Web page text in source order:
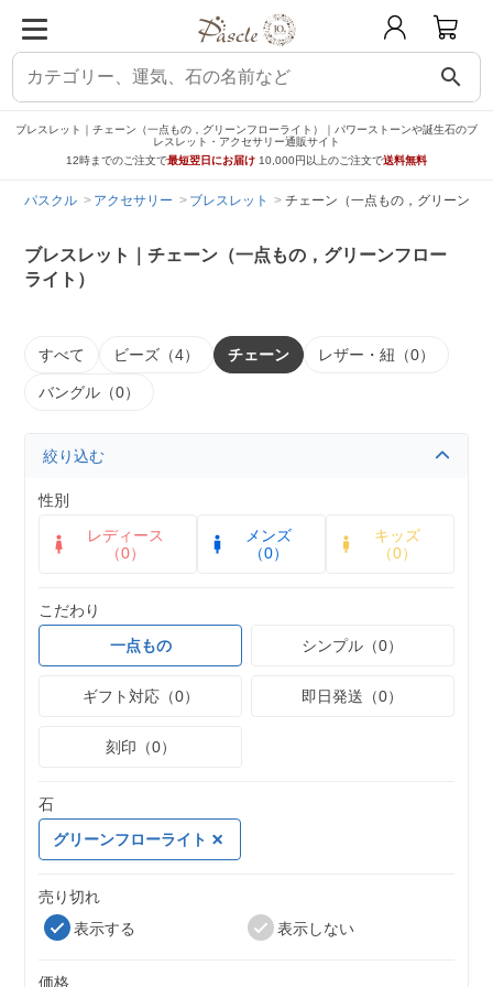
search
ブレスレット｜チェーン（一点もの，グリーンフローライト）｜パワーストーンや誕生石のブ
レスレット・アクセサリー通販サイト
12時までのご注文で最短翌日にお届け 10,000円以上のご注文で送料無料
パスクル アクセサリー ブレスレット チェーン（一点もの，グリーンフ
ブレスレット｜チェーン（一点もの，グリーンフロー
ライト）
すべて ビーズ（4） チェーン レザー・紐（0）
バングル（0）
絞り込む
性別
レディース
（0）
メンズ
（0）
キッズ
（0）
こだわり
一点もの
シンプル（0）
ギフト対応（0） 即日発送（0）
刻印（0）
石
グリーンフローライト
売り切れ
表示する
表示しない
価格